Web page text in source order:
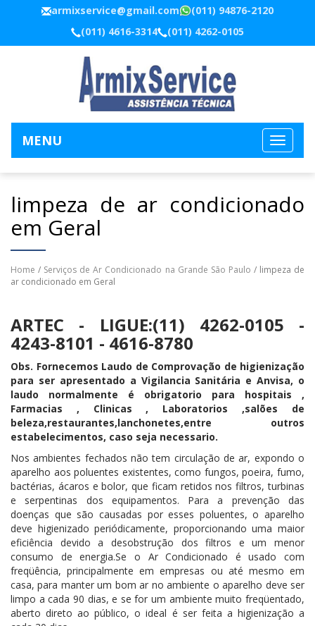
armixservice@gmail.com
(011) 94876-2120
(011) 4616-3314
(011) 4262-0105
MENU
limpeza de ar condicionado
em Geral
Home / Serviços de Ar Condicionado na Grande São Paulo / limpeza de
ar condicionado em Geral
ARTEC - LIGUE:(11) 4262-0105 -
4243-8101 - 4616-8780
Obs. Fornecemos Laudo de Comprovação de higienização
para ser apresentado a Vigilancia Sanitária e Anvisa, o
laudo normalmente é obrigatorio para hospitais ,
Farmacias , Clinicas , Laboratorios ,salões de
beleza,restaurantes,lanchonetes,entre outros
estabelecimentos, caso seja necessario.
Nos ambientes fechados não tem circulação de ar, expondo o
aparelho aos poluentes existentes, como fungos, poeira, fumo,
bactérias, ácaros e bolor, que ficam retidos nos filtros, turbinas
e serpentinas dos equipamentos. Para a prevenção das
doenças que são causadas por esses poluentes, o aparelho
deve higienizado periódicamente, proporcionando uma maior
eficiência devido a desobstrução dos filtros e um menor
consumo de energia.Se o Ar Condicionado é usado com
freqüência, principalmente em empresas ou até mesmo em
casa, para manter um bom ar no ambiente o aparelho deve ser
limpo a cada 90 dias, e se for um ambiente muito freqüentado,
aberto direto ao público, o ideal é ser feita a higienização a